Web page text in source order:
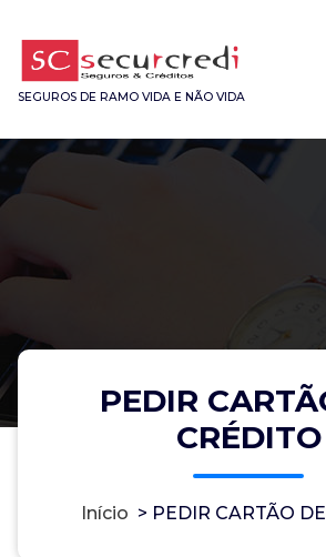
para
conteúdo
SEGUROS DE RAMO VIDA E NÃO VIDA
PEDIR
CRÉDITO
Início > PEDIR CARTÃO